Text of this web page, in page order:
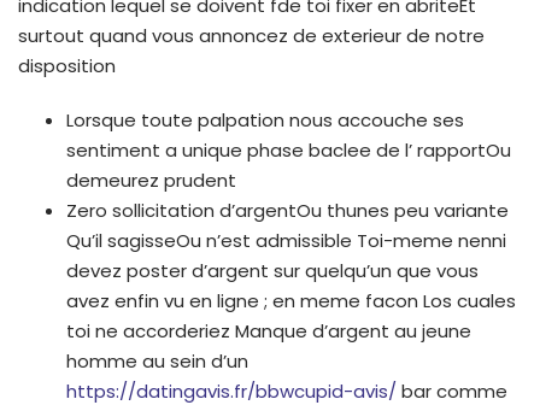
surtout quand vous annoncez de exterieur de notre
disposition
Lorsque toute palpation nous accouche ses
sentiment a unique phase baclee de l’ rapportOu
demeurez prudent
Zero sollicitation d’argentOu thunes peu variante
Qu’il sagisseOu n’est admissible Toi-meme nenni
devez poster d’argent sur quelqu’un que vous
avez enfin vu en ligne ; en meme facon Los cuales
toi ne accorderiez Manque d’argent au jeune
homme au sein d’un
https://datingavis.fr/bbwcupid-avis/bar comme